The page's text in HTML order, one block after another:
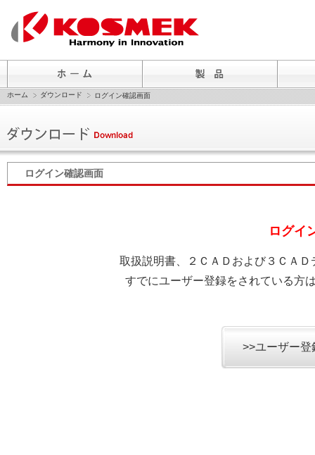
ホーム ダウンロード ログイン確認画面
ログイン確認画面
ログイ
取扱説明書、２ＣＡＤおよび３ＣＡ
すでにユーザー登録をされている方
>>ユーザー